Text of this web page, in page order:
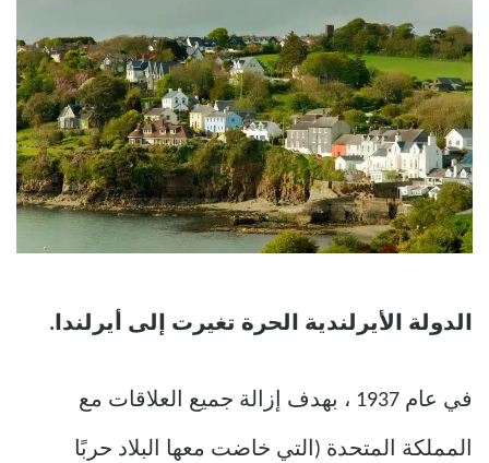
الدولة الأيرلندية الحرة تغيرت إلى أيرلندا.
في عام 1937 ، بهدف إزالة جميع العلاقات مع
المملكة المتحدة (التي خاضت معها البلاد حربًا